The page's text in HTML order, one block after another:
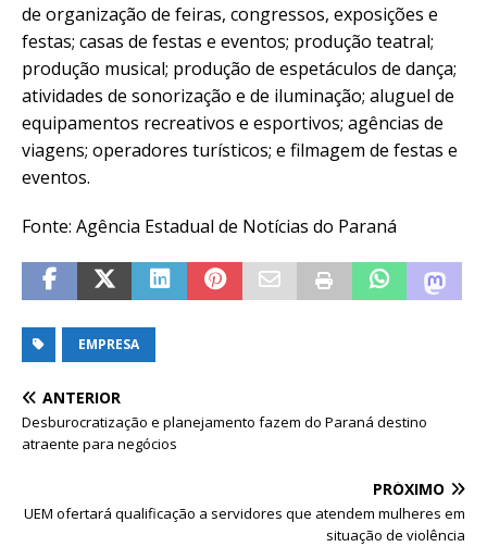
de organização de feiras, congressos, exposições e
festas; casas de festas e eventos; produção teatral;
produção musical; produção de espetáculos de dança;
atividades de sonorização e de iluminação; aluguel de
equipamentos recreativos e esportivos; agências de
viagens; operadores turísticos; e filmagem de festas e
eventos.
Fonte: Agência Estadual de Notícias do Paraná
EMPRESA
ANTERIOR
Desburocratização e planejamento fazem do Paraná destino
atraente para negócios
PRÓXIMO
UEM ofertará qualificação a servidores que atendem mulheres em
situação de violência